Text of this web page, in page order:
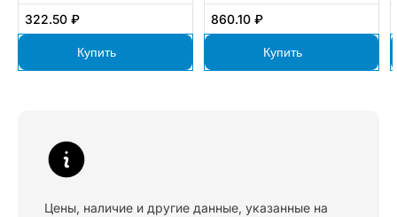
322.50 ₽
Купить
860.10 ₽
Купить
Цены, наличие и другие данные, указанные на